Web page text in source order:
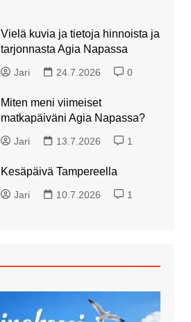
Vielä kuvia ja tietoja hinnoista ja
tarjonnasta Agia Napassa
Jari 24.7.2026 0
Miten meni viimeiset
matkapäiväni Agia Napassa?
Jari 13.7.2026 1
Kesäpäivä Tampereella
Jari 10.7.2026 1